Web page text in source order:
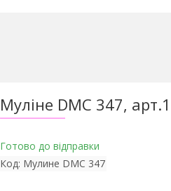
Муліне DMC 347,
Готово до відправки
Код: Мулине DMC 347